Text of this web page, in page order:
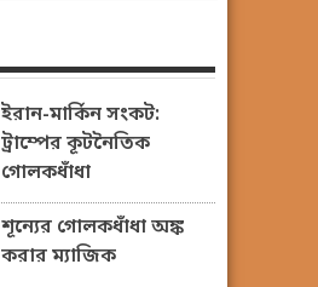
ইরান-মার্কিন সংকট:
ট্রাম্পের কূটনৈতিক
গোলকধাঁধা
শূন্যের গোলকধাঁধা অঙ্ক
করার ম্যাজিক